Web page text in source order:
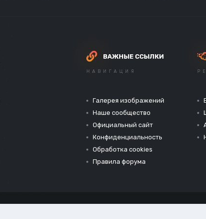
ВАЖНЫЕ ССЫЛКИ
НАВИГАЦИЯ
Галерея изображений
Наше сообщество
Официальный сайт
Конфиденциальность
Обработка cookies
Правила форума